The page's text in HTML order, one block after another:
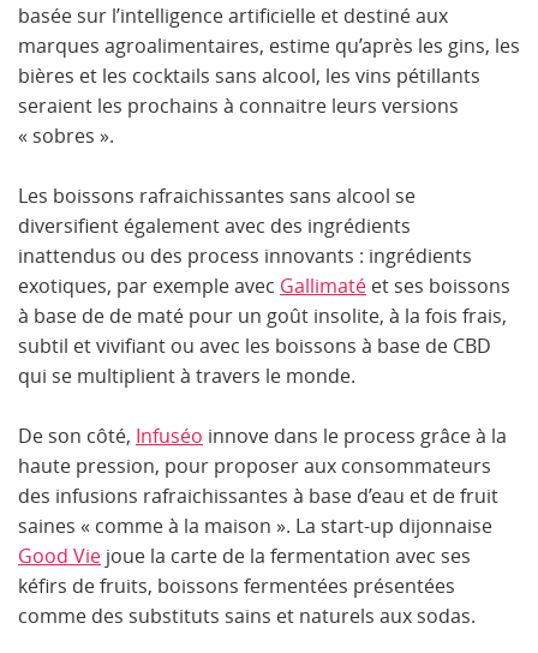
basée sur l’intelligence artificielle et destiné aux
marques agroalimentaires, estime qu’après les gins, les
bières et les cocktails sans alcool, les vins pétillants
seraient les prochains à connaitre leurs versions
« sobres ».
Les boissons rafraichissantes sans alcool se
diversifient également avec des ingrédients
inattendus ou des process innovants : ingrédients
exotiques, par exemple avec Gallimaté et ses boissons
à base de de maté pour un goût insolite, à la fois frais,
subtil et vivifiant ou avec les boissons à base de CBD
qui se multiplient à travers le monde.
De son côté, Infuséo innove dans le process grâce à la
haute pression, pour proposer aux consommateurs
des infusions rafraichissantes à base d’eau et de fruit
saines « comme à la maison ». La start-up dijonnaise
Good Vie joue la carte de la fermentation avec ses
kéfirs de fruits, boissons fermentées présentées
comme des substituts sains et naturels aux sodas.